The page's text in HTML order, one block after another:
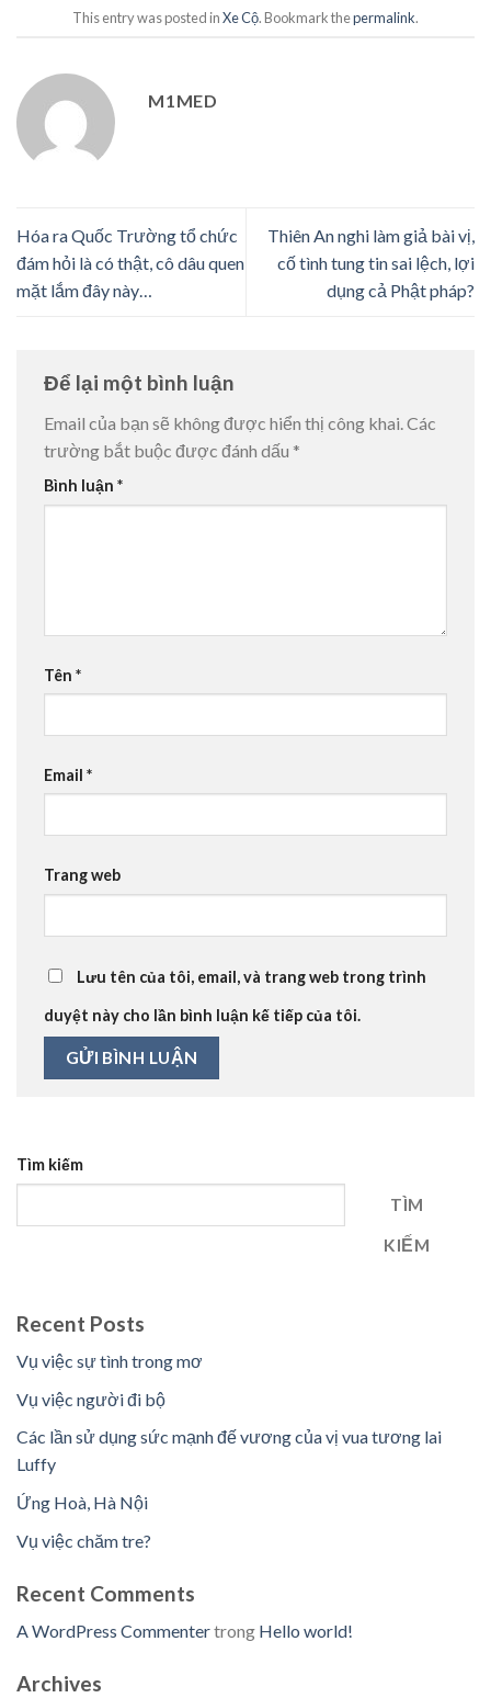
This entry was posted inXe Cộ. Bookmark thepermalink.
M1MED
Hóa ra Quốc Trường tổ chức
đám hỏi là có thật, cô dâu quen
mặt lắm đây này…
Thiên An nghi làm giả bài vị,
cố tình tung tin sai lệch, lợi
dụng cả Phật pháp?
Để lại một bình luận
Email của bạn sẽ không được hiển thị công khai.Các
trường bắt buộc được đánh dấu *
Bình luận *
Tên *
Email *
Trang web
Lưu tên của tôi, email, và trang web trong trình
duyệt này cho lần bình luận kế tiếp của tôi.
Tìm kiếm
TÌM
KIẾM
Recent Posts
Vụ việc sự tình trong mơ
Vụ việc người đi bộ
Các lần sử dụng sức mạnh đế vương của vị vua tương lai
Luffy
Ứng Hoà, Hà Nội
Vụ việc chăm tre?
Recent Comments
A WordPress Commentertrong Hello world!
Archives